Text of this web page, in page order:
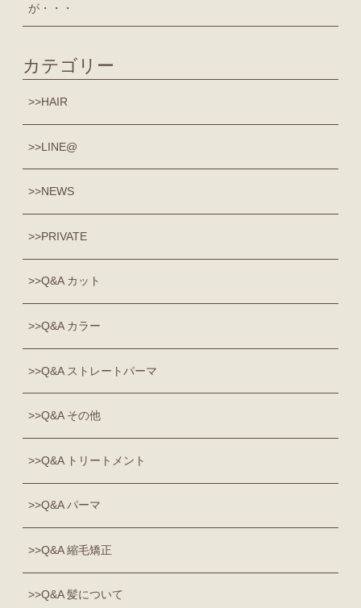
が・・・
カテゴリー
HAIR
LINE@
NEWS
PRIVATE
Q&A カット
Q&A カラー
Q&A ストレートパーマ
Q&A その他
Q&A トリートメント
Q&A パーマ
Q&A 縮毛矯正
Q&A 髪について